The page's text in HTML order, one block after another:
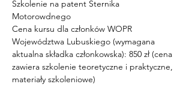
Szkolenie na patent Sternika
Motorowdnego
Cena kursu dla członków WOPR
Województwa Lubuskiego (wymagana
aktualna składka członkowska): 850 zł (cena
zawiera szkolenie teoretyczne i praktyczne,
materiały szkoleniowe)